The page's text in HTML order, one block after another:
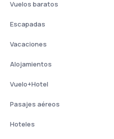
Vuelos baratos
Escapadas
Vacaciones
Alojamientos
Vuelo+Hotel
Pasajes aéreos
Hoteles